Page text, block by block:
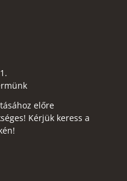
előre
Kérjük keress a